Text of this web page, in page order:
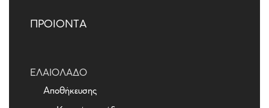
ΠΡΟΙΟΝΤΑ
ΕΛΑΙΌΛΑΔΟ
Αποθήκευσης